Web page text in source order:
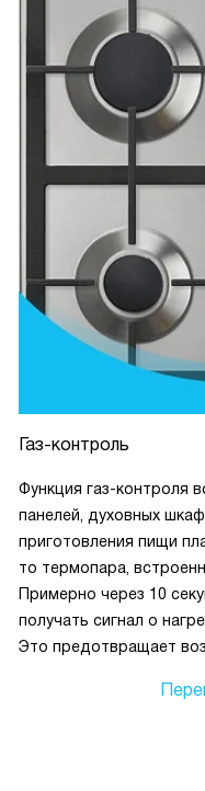
Газ-контроль
Функция газ-контроля
панелей, духовных
приготовления пищи
то термопара,
Примерно через 10
получать сигнал о
Это предотвращает